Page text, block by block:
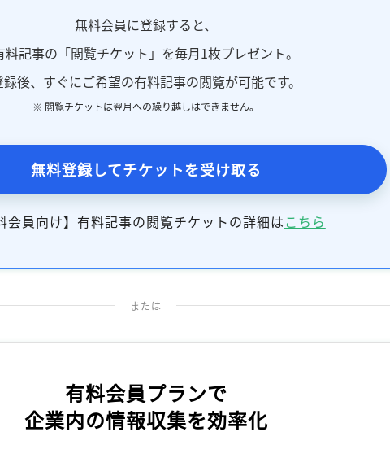
無料会員に登録すると、
料記事の「閲覧チケット」を毎月1枚プレゼント。
録後、すぐにご希望の有料記事の閲覧が可能です。
※ 閲覧チケットは翌月への繰り越しはできません。
無料登録してチケットを受け取る
会員向け】有料記事の閲覧チケットの詳細はこちら
または
有料会員プランで
企業内の情報収集を効率化